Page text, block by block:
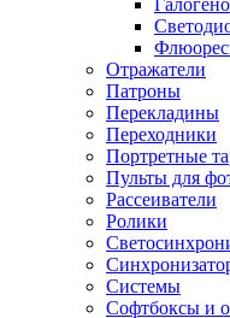
Отражатели
Патроны
Перекладины
Переходники
Портретные
Пульты для
Рассеиватели
Ролики
Системы
Софтбоксы и